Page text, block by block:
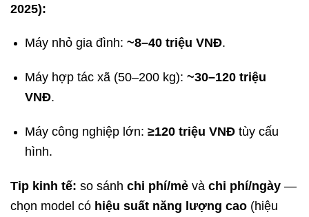
2025):
Máy nhỏ gia đình: ~8–40 triệu VNĐ.
Máy hợp tác xã (50–200 kg): ~30–120 triệu
VNĐ.
Máy công nghiệp lớn: ≥120 triệu VNĐtùy cấu
hình.
Tip kinh tế: so sánh chi phí/mẻ và chi phí/ngày —
chọn model có hiệu suất năng lượng cao (hiệu